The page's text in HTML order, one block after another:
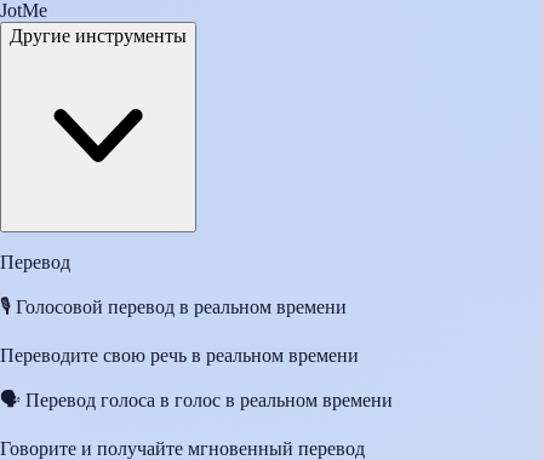
JotMe
Другие инструменты
Перевод
🎙️ Голосовой перевод в реальном времени
Переводите свою речь в реальном времени
🗣️ Перевод голоса в голос в реальном времени
Говорите и получайте мгновенный перевод